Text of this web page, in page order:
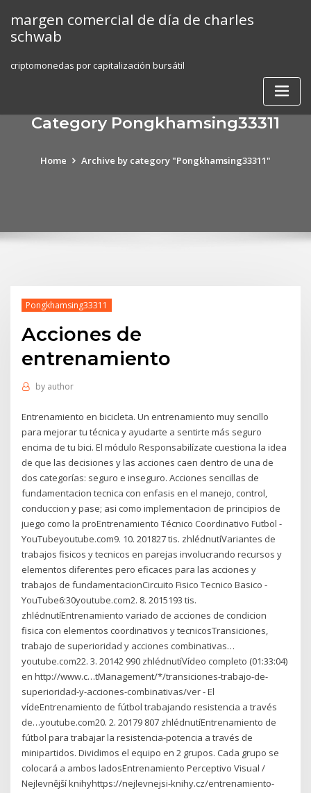
content
margen comercial de día de charles
schwab
criptomonedas por capitalización bursátil
Category Pongkhamsing33311
Home Archive by category "Pongkhamsing33311"
Pongkhamsing33311
Acciones de
entrenamiento
by author
Entrenamiento en bicicleta. Un entrenamiento muy sencillo
para mejorar tu técnica y ayudarte a sentirte más seguro
encima de tu bici. El módulo Responsabilízate cuestiona la idea
de que las decisiones y las acciones caen dentro de una de
dos categorías: seguro e inseguro. Acciones sencillas de
fundamentacion tecnica con enfasis en el manejo, control,
conduccion y pase; asi como implementacion de principios de
juego como la proEntrenamiento Técnico Coordinativo Futbol -
YouTubeyoutube.com9. 10. 201827 tis. zhlédnutíVariantes de
trabajos fisicos y tecnicos en parejas involucrando recursos y
elementos diferentes pero eficaces para las acciones y
trabajos de fundamentacionCircuito Fisico Tecnico Basico -
YouTube6:30youtube.com2. 8. 2015193 tis.
zhlédnutíEntrenamiento variado de acciones de condicion
fisica con elementos coordinativos y tecnicosTransiciones,
trabajo de superioridad y acciones combinativas…
youtube.com22. 3. 20142 990 zhlédnutíVídeo completo (01:33:04)
en http://www.c…tManagement/*/transiciones-trabajo-de-
superioridad-y-acciones-combinativas/ver - El
vídeEntrenamiento de fútbol trabajando resistencia a través
de…youtube.com20. 2. 20179 807 zhlédnutíEntrenamiento de
fútbol para trabajar la resistencia-potencia a través de
minipartidos. Dividimos el equipo en 2 grupos. Cada grupo se
colocará a ambos ladosEntrenamiento Perceptivo Visual /
Nejlevnější knihyhttps://nejlevnejsi-knihy.cz/entrenamiento-